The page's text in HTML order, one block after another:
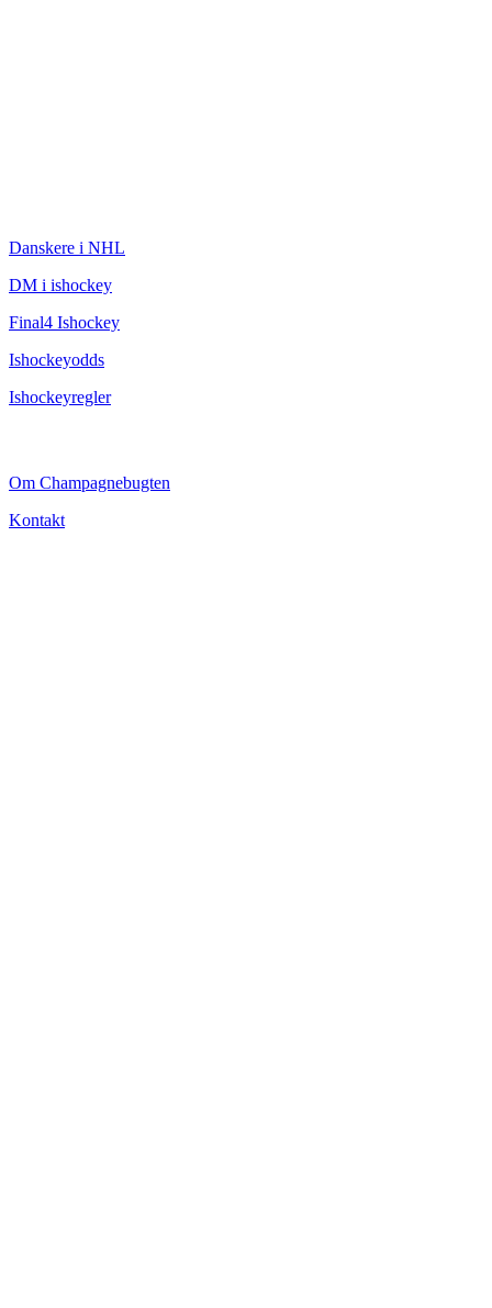
Danskere i NHL
DM i ishockey
Final4 Ishockey
Ishockeyodds
Ishockeyregler
Om Champagnebugten
Kontakt